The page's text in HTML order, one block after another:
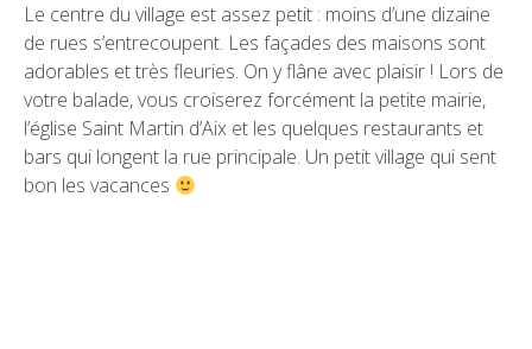
Le centre du village est assez petit : moins d’une dizaine
de rues s’entrecoupent. Les façades des maisons sont
adorables et très fleuries. On y flâne avec plaisir ! Lors de
votre balade, vous croiserez forcément la petite mairie,
l’église Saint Martin d’Aix et les quelques restaurants et
bars qui longent la rue principale. Un petit village qui sent
bon les vacances